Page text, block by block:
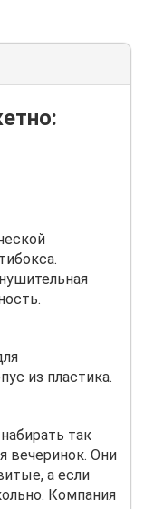
из пластика.
так
вечеринок. Они
а если
Компания